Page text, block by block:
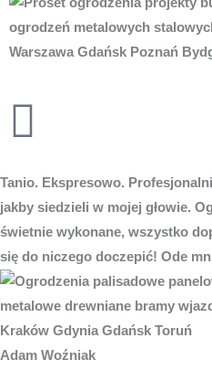
Tanio. Ekspresowo.
jakby siedzieli w mojej głowie.
świetnie wykonane, wszystko
się do niczego doczepić! Ode
Adam Woźniak